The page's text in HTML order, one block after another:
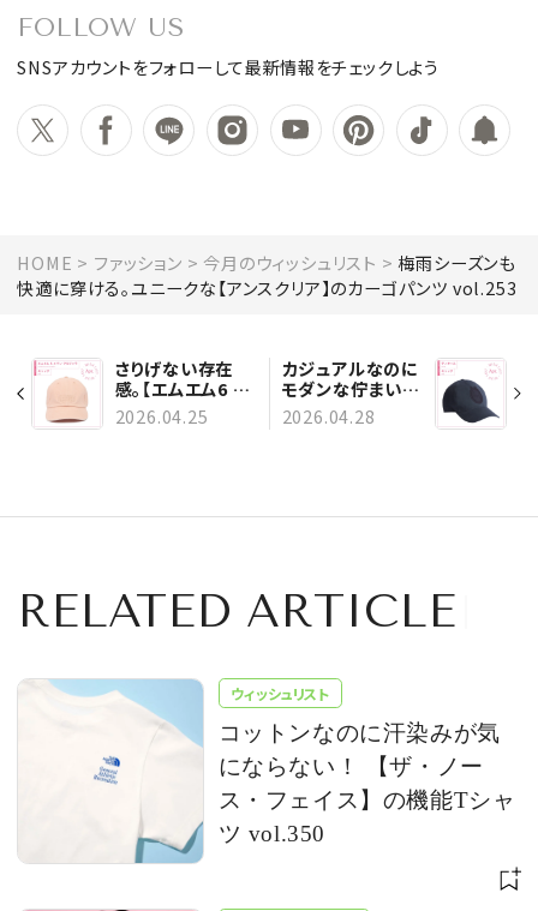
FOLLOW US
SNSアカウントをフォローして最新情報をチェックしよう
HOME ファッション 今月のウィッシュリスト
梅雨シーズンも
快適に穿ける。ユニークな【アンスクリア】のカーゴパンツ vol.253
さりげない存在
感。【エムエム6 メ
ゾン マルジェラ】
のキャップ
2026.04.25
カジュアルなのに
モダンな佇まい。
【ディオール】の美
しいキャップ
2026.04.28
RELATED ARTICLE
ウィッシュリスト
コットンなのに汗染みが気
にならない！ 【ザ・ノー
ス・フェイス】の機能Tシャ
ツ vol.350